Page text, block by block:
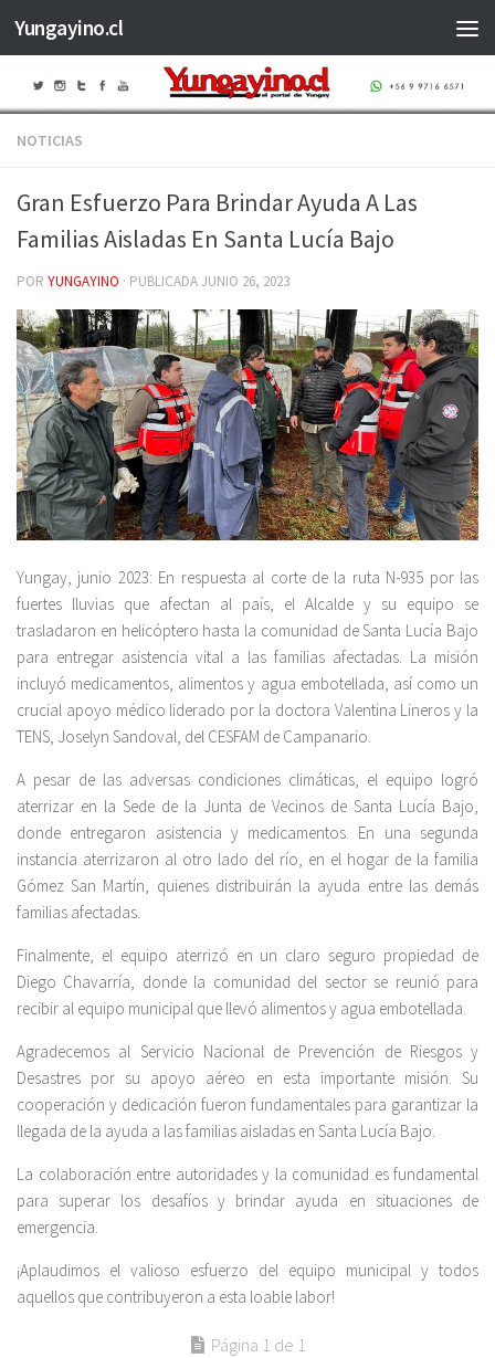
Saltar al contenido
Yungayino.cl
NOTICIAS
Gran Esfuerzo Para Brindar Ayuda A Las
Familias Aisladas En Santa Lucía Bajo
POR YUNGAYINO · PUBLICADAJUNIO 26, 2023
Yungay, junio 2023: En respuesta al corte de la ruta N-935 por las
fuertes lluvias que afectan al país, el Alcalde y su equipo se
trasladaron en helicóptero hasta la comunidad de Santa Lucía Bajo
para entregar asistencia vital a las familias afectadas. La misión
incluyó medicamentos, alimentos y agua embotellada, así como un
crucial apoyo médico liderado por la doctora Valentina Lineros y la
TENS, Joselyn Sandoval, del CESFAM de Campanario.
A pesar de las adversas condiciones climáticas, el equipo logró
aterrizar en la Sede de la Junta de Vecinos de Santa Lucía Bajo,
donde entregaron asistencia y medicamentos. En una segunda
instancia aterrizaron al otro lado del río, en el hogar de la familia
Gómez San Martín, quienes distribuirán la ayuda entre las demás
familias afectadas.
Finalmente, el equipo aterrizó en un claro seguro propiedad de
Diego Chavarría, donde la comunidad del sector se reunió para
recibir al equipo municipal que llevó alimentos y agua embotellada.
Agradecemos al Servicio Nacional de Prevención de Riesgos y
Desastres por su apoyo aéreo en esta importante misión. Su
cooperación y dedicación fueron fundamentales para garantizar la
llegada de la ayuda a las familias aisladas en Santa Lucía Bajo.
La colaboración entre autoridades y la comunidad es fundamental
para superar los desafíos y brindar ayuda en situaciones de
emergencia.
¡Aplaudimos el valioso esfuerzo del equipo municipal y todos
aquellos que contribuyeron a esta loable labor!
Página 1 de 1